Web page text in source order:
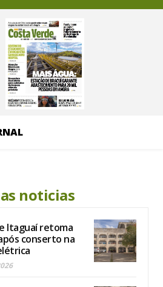
noticias
Itaguaí retoma
conserto na